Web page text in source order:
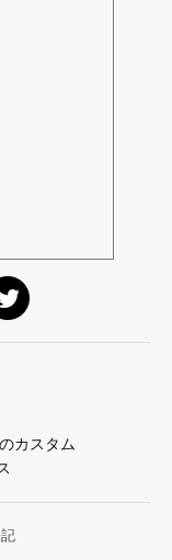
カスタム